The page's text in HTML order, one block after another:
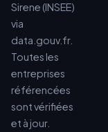
Sirene (INSEE)
via
data.gouv.fr.
Toutes les
entreprises
référencées
sont vérifiées
et à jour.